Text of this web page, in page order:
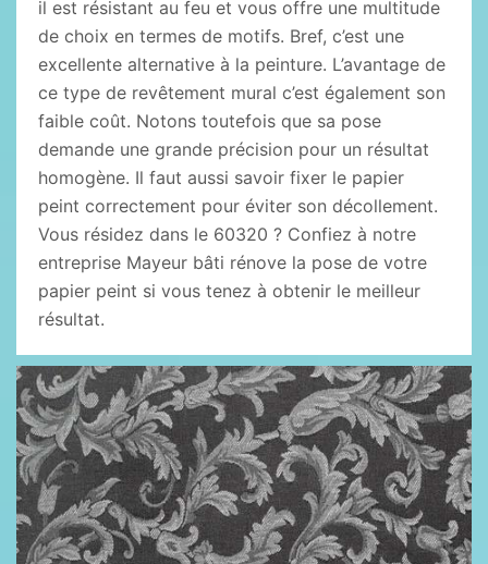
il est résistant au feu et vous offre une multitude
de choix en termes de motifs. Bref, c’est une
excellente alternative à la peinture. L’avantage de
ce type de revêtement mural c’est également son
faible coût. Notons toutefois que sa pose
demande une grande précision pour un résultat
homogène. Il faut aussi savoir fixer le papier
peint correctement pour éviter son décollement.
Vous résidez dans le 60320 ? Confiez à notre
entreprise Mayeur bâti rénove la pose de votre
papier peint si vous tenez à obtenir le meilleur
résultat.